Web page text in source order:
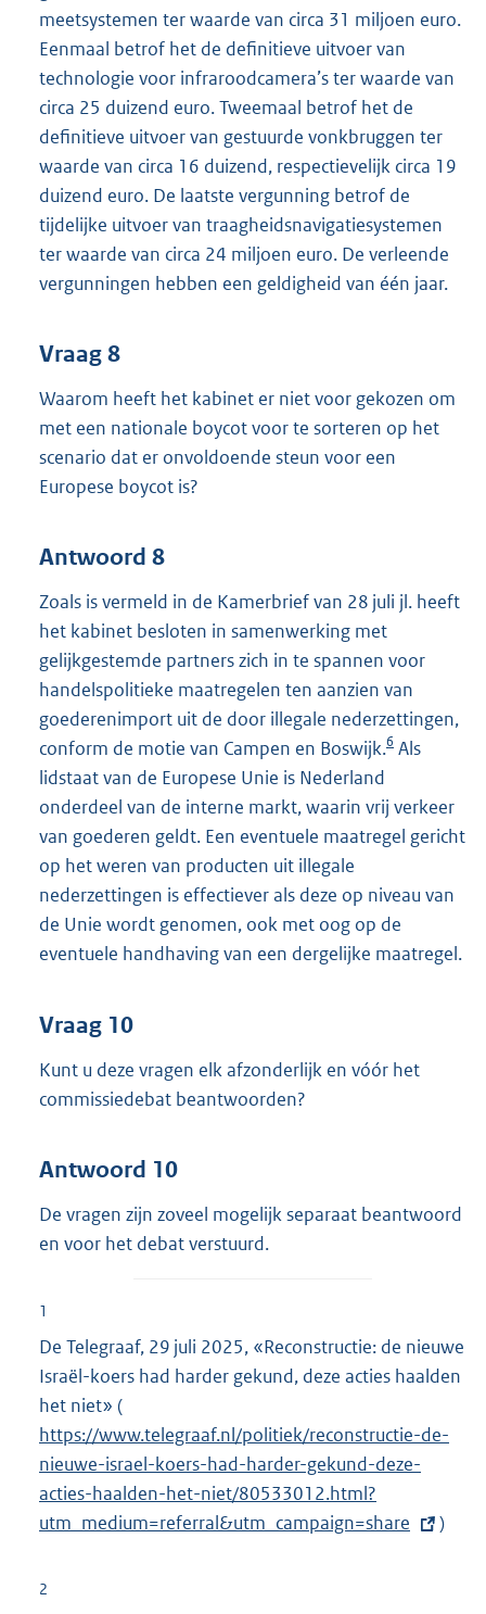
meetsystemen ter waarde van circa 31 miljoen euro.
Eenmaal betrof het de definitieve uitvoer van
technologie voor infraroodcamera’s ter waarde van
circa 25 duizend euro. Tweemaal betrof het de
definitieve uitvoer van gestuurde vonkbruggen ter
waarde van circa 16 duizend, respectievelijk circa 19
duizend euro. De laatste vergunning betrof de
tijdelijke uitvoer van traagheidsnavigatiesystemen
ter waarde van circa 24 miljoen euro. De verleende
vergunningen hebben een geldigheid van één jaar.
Vraag 8
Waarom heeft het kabinet er niet voor gekozen om
met een nationale boycot voor te sorteren op het
scenario dat er onvoldoende steun voor een
Europese boycot is?
Antwoord 8
Zoals is vermeld in de Kamerbrief van 28 juli jl. heeft
het kabinet besloten in samenwerking met
gelijkgestemde partners zich in te spannen voor
handelspolitieke maatregelen ten aanzien van
goederenimport uit de door illegale nederzettingen,
conform de motie van Campen en Boswijk.6 Als
lidstaat van de Europese Unie is Nederland
onderdeel van de interne markt, waarin vrij verkeer
van goederen geldt. Een eventuele maatregel gericht
op het weren van producten uit illegale
nederzettingen is effectiever als deze op niveau van
de Unie wordt genomen, ook met oog op de
eventuele handhaving van een dergelijke maatregel.
Vraag 10
Kunt u deze vragen elk afzonderlijk en vóór het
commissiedebat beantwoorden?
Antwoord 10
De vragen zijn zoveel mogelijk separaat beantwoord
en voor het debat verstuurd.
1
De Telegraaf, 29 juli 2025, «Reconstructie: de nieuwe
Israël-koers had harder gekund, deze acties haalden
het niet» (
x
t
e
r
https://www.telegraaf.nl/politiek/reconstructie-de-
nieuwe-israel-koers-had-harder-gekund-deze-
acties-haalden-het-niet/80533012.html?
utm_medium=referral&utm_ campaign=share )
2